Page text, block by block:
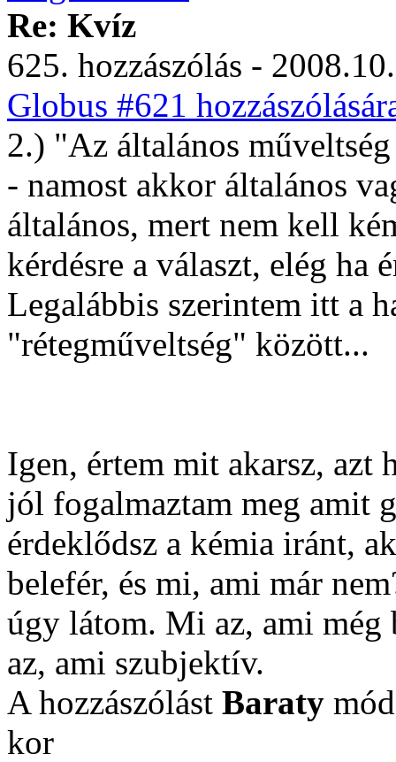
Re: Kvíz
625. hozzászólás -
Globus #621
2.) "Az általános
- namost akkor általános
általános, mert nem kell
kérdésre a választ, elég ha
Legalábbis szerintem itt a
"rétegműveltség" között...
Igen, értem mit akarsz, azt
jól fogalmaztam meg amit
érdeklődsz a kémia iránt,
belefér, és mi, ami már
úgy látom. Mi az, ami még
az, ami szubjektív.
A hozzászólást Baraty
kor